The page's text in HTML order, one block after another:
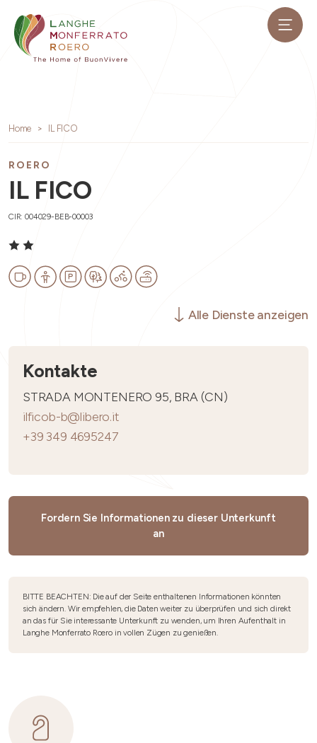
Home IL FICO
ROERO
IL FICO
CIR: 004029-BEB-00003
Alle Dienste anzeigen
Kontakte
STRADA MONTENERO 95, BRA (CN)
ilficob-b@libero.it
+39 349 4695247
Fordern Sie Informationen zu dieser Unterkunft
an
BITTE BEACHTEN: Die auf der Seite enthaltenen Informationen könnten
sich ändern. Wir empfehlen, die Daten weiter zu überprüfen und sich direkt
an das für Sie interessante Unterkunft zu wenden, um Ihren Aufenthalt in
Langhe Monferrato Roero in vollen Zügen zu genießen.